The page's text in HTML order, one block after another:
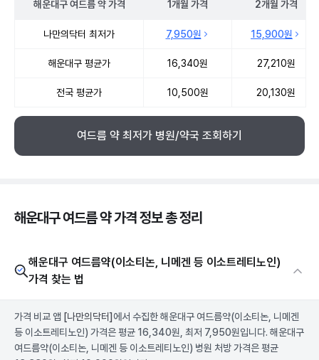
해운대구 여드름 약가격 1개월 가격 2개월 가격
나만의닥터 최저가 7,950원 15,900원
해운대구 평균가 16,340원 27,210원
전국 평균가 10,500원 20,130원
여드름 약 최저가 병원/약국 조회하기
해운대구 여드름 약 가격 정보 총 정리
해운대구 여드름약(이소티논, 니메겐 등 이소트레티노인)
가격 찾는 법
가격 비교 앱 [나만의닥터] 에서 수집한 해운대구 여드름약(이소티논, 니메겐
등 이소트레티노인) 가격은 평균 16,340원, 최저 7,950원입니다. 해운대구
여드름약(이소티논, 니메겐 등 이소트레티노인) 병원 처방 가격은 평균